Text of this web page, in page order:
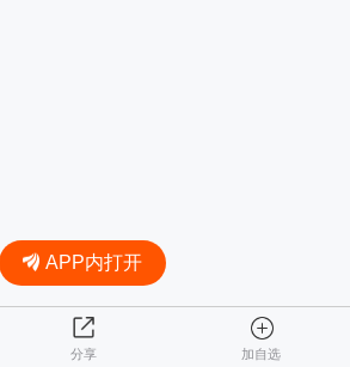
分享 加自选
APP内打开